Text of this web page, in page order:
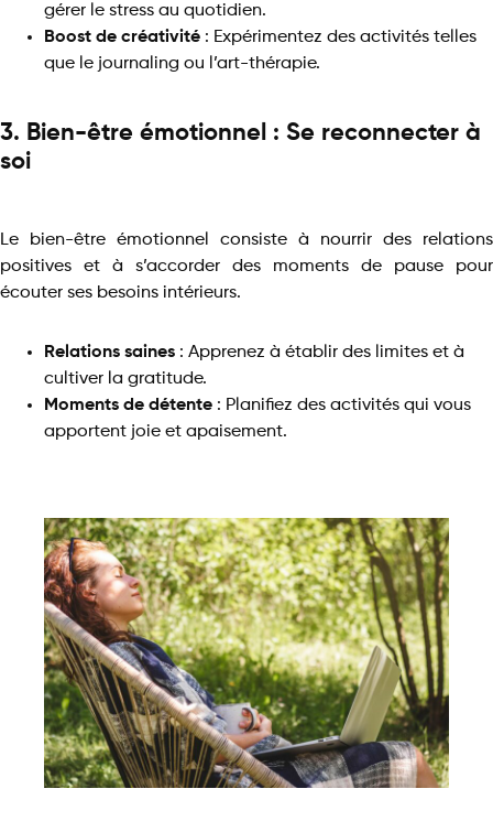
gérer le stress au quotidien.
Boost de créativité : Expérimentez des activités telles
que le journaling ou l’art-thérapie.
3. Bien-être émotionnel : Se reconnecter à
soi
Le bien-être émotionnel consiste à nourrir des relations
positives et à s’accorder des moments de pause pour
écouter ses besoins intérieurs.
Relations saines : Apprenez à établir des limites et à
cultiver la gratitude.
Moments de détente : Planifiez des activités qui vous
apportent joie et apaisement.